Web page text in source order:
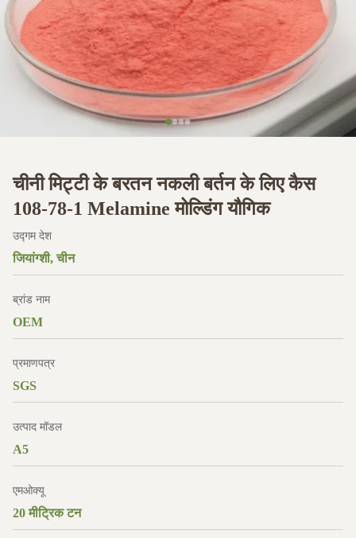
चीनी मिट्टी के बरतन नकली बर्तन के लिए कैस
108-78-1 Melamine मोल्डिंग यौगिक
उद्गम देश
जियांग्शी, चीन
ब्रांड नाम
OEM
प्रमाणपत्र
SGS
उत्पाद मॉडल
A5
एमओक्यू
20 मीट्रिक टन